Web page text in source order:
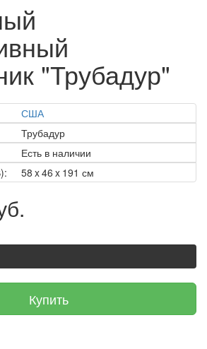
"Трубадур"
США
Трубадур
Есть в наличии
58 x 46 x 191 см
Купить